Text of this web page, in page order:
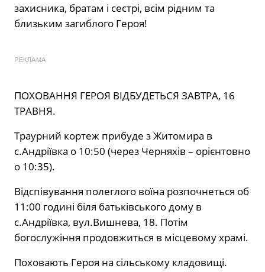
захисника, братам і сестрі, всім рідним та
близьким загиблого Героя!
РЕКЛАМА
ПОХОВАННЯ ГЕРОЯ ВІДБУДЕТЬСЯ ЗАВТРА, 16
ТРАВНЯ.
Траурний кортеж прибуде з Житомира в
с.Андріївка о 10:50 (через Черняхів – орієнтовно
о 10:35).
Відспівування полеглого воїна розпочнеться об
11:00 годині біля батьківського дому в
с.Андріївка, вул.Вишнева, 18. Потім
богослужіння продовжиться в місцевому храмі.
Поховають Героя на сільському кладовищі.